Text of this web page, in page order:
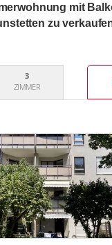
mit
zu
3
ZIMMER